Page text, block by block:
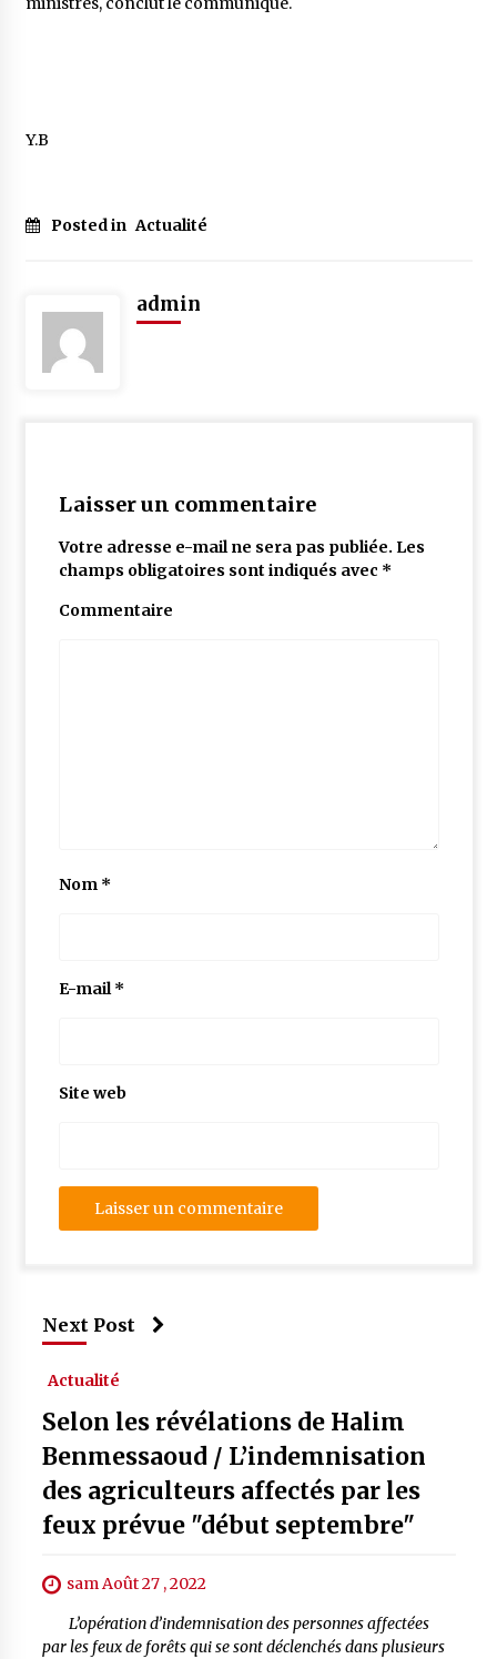
Y.B
Posted in Actualité
admin
Laisser un commentaire
Votre adresse e-mail ne sera pas publiée. Les
champs obligatoires sont indiqués avec *
Commentaire
Nom *
E-mail*
Site web
Next Post
Actualité
Selon les révélations de Halim
Benmessaoud / L’indemnisation
des agriculteurs affectés par les
feux prévue "début septembre"
sam Août 27 , 2022
L’opération d’indemnisation des personnes affectées
par les feux de forêts qui se sont déclenchés dans plusieurs